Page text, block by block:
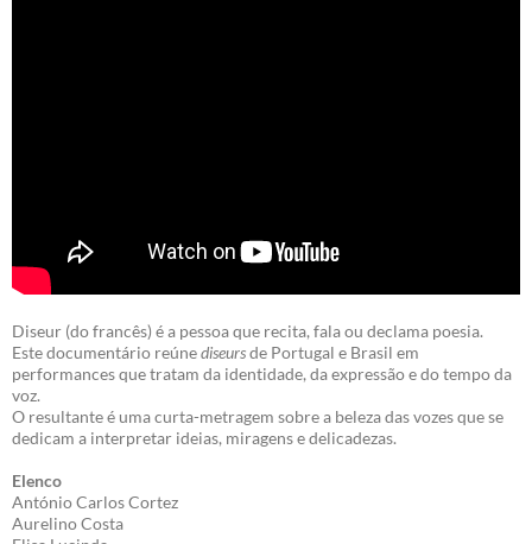
Diseur (do francês) é a pessoa que recita, fala ou declama poesia.
Este documentário reúnediseursde Portugal e Brasil em
performances que tratam da identidade, da expressão e do tempo da
voz.
O resultante é uma curta-metragem sobre a beleza das vozes que se
dedicam a interpretar ideias, miragens e delicadezas.
Elenco
António Carlos Cortez
Aurelino Costa